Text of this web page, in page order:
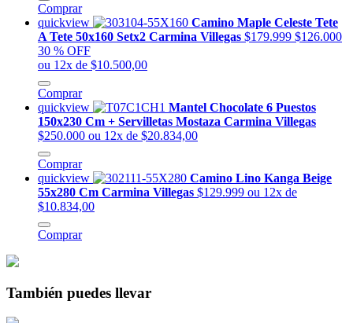
Comprar
quickview
Camino Maple Celeste Tete
A Tete 50x160 Setx2 Carmina Villegas $179.999 $126.000
30 % OFF
ou 12x de $10.500,00
Comprar
quickview
Mantel Chocolate 6 Puestos
150x230 Cm + Servilletas Mostaza Carmina Villegas
$250.000 ou 12x de $20.834,00
Comprar
quickview
Camino Lino Kanga Beige
55x280 Cm Carmina Villegas $129.999 ou 12x de
$10.834,00
Comprar
También puedes llevar